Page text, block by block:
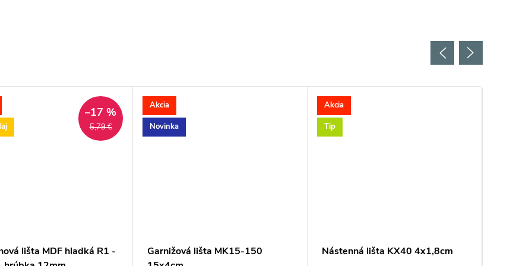
5,79 €
–17 %
lišta MDF hladká R1 -
Akcia
Novinka
Garnižová lišta MK15-150
Akcia
Tip
Nástenná lišta KX40 4x1,8cm